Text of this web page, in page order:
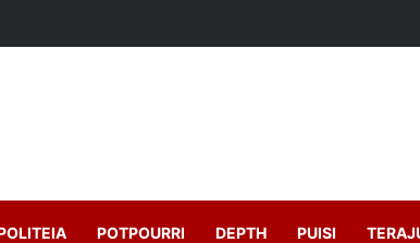
POTPOURRI DEPTH PUISI